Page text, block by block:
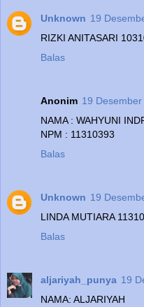
Unknown 19
RIZKI ANITASARI
Balas
Anonim 19
NAMA : WAHYUNI
NPM : 11310393
Balas
Unknown 19
LINDA MUTIARA
Balas
aljariyah_punya 19
NAMA: ALJARIYAH